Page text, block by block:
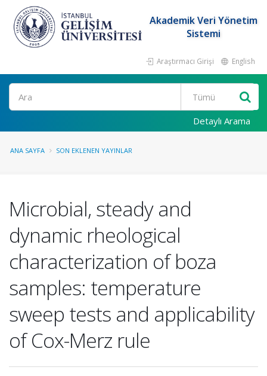
Akademik Veri Yönetim
Sistemi
Araştırmacı Girişi English
Ara
Detaylı Arama
ANA SAYFA SON EKLENEN YAYINLAR
Microbial, steady and
dynamic rheological
characterization of boza
samples: temperature
sweep tests and applicability
of Cox-Merz rule